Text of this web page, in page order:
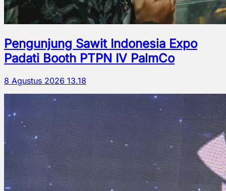
Pengunjung Sawit Indonesia Expo
Padati Booth PTPN IV PalmCo
8 Agustus 2026 13.18